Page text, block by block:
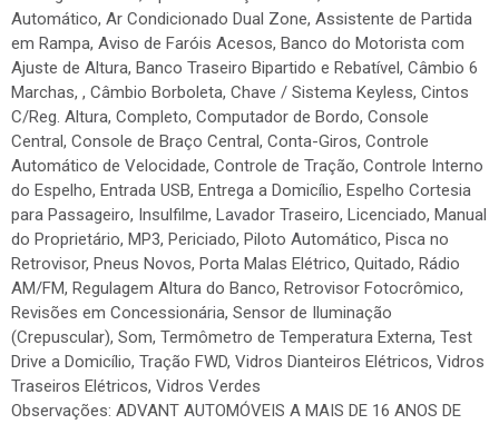
Automático, Ar Condicionado Dual Zone, Assistente de Partida
em Rampa, Aviso de Faróis Acesos, Banco do Motorista com
Ajuste de Altura, Banco Traseiro Bipartido e Rebatível, Câmbio 6
Marchas, , Câmbio Borboleta, Chave / Sistema Keyless, Cintos
C/Reg. Altura, Completo, Computador de Bordo, Console
Central, Console de Braço Central, Conta-Giros, Controle
Automático de Velocidade, Controle de Tração, Controle Interno
do Espelho, Entrada USB, Entrega a Domicílio, Espelho Cortesia
para Passageiro, Insulfilme, Lavador Traseiro, Licenciado, Manual
do Proprietário, MP3, Periciado, Piloto Automático, Pisca no
Retrovisor, Pneus Novos, Porta Malas Elétrico, Quitado, Rádio
AM/FM, Regulagem Altura do Banco, Retrovisor Fotocrômico,
Revisões em Concessionária, Sensor de Iluminação
(Crepuscular), Som, Termômetro de Temperatura Externa, Test
Drive a Domicílio, Tração FWD, Vidros Dianteiros Elétricos, Vidros
Traseiros Elétricos, Vidros Verdes
Observações: ADVANT AUTOMÓVEIS A MAIS DE 16 ANOS DE